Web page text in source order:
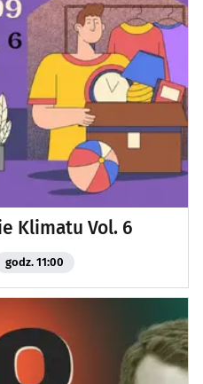
Klimatu Vol. 6
godz. 11:00